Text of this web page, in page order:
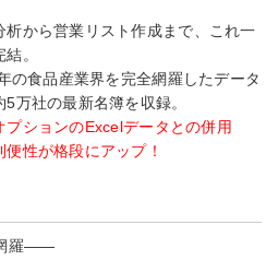
析から営業リスト作成まで、これ一
。
の食品産業界を完全網羅したデータ
5万社の最新名簿を収録。
プションのExcelデータとの併用
便性が格段にアップ！
羅――